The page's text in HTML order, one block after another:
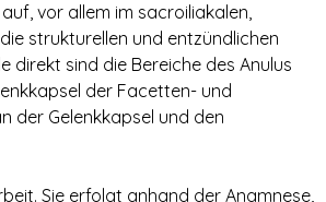
vor allem im sacroiliakalen,
strukturellen und entzündlichen
direkt sind die Bereiche des Anulus
der Facetten- und
der Gelenkkapsel und den
Sie erfolgt anhand der Anamnese,